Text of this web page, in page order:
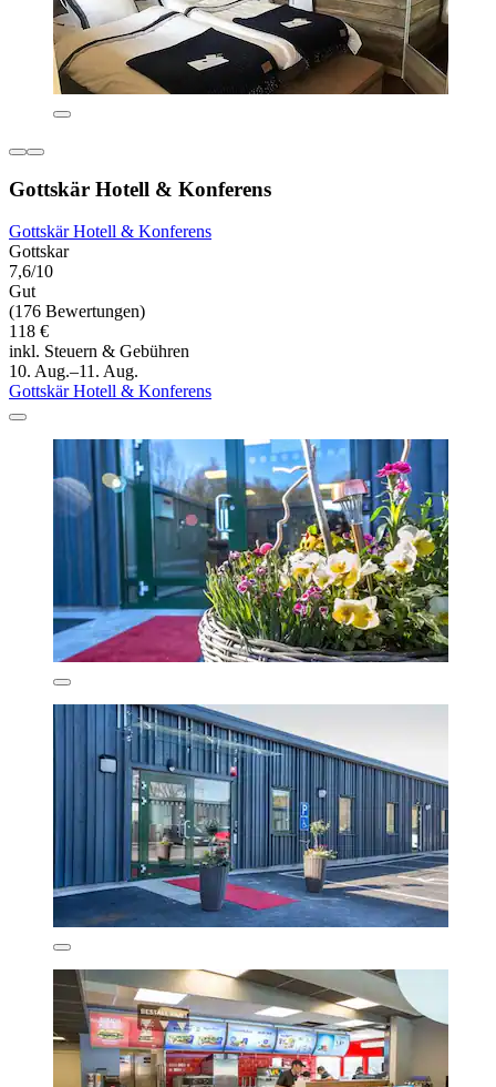
Gottskär Hotell & Konferens
Gottskär Hotell & Konferens
Gottskar
7,6/10
Gut
(176 Bewertungen)
118 €
inkl. Steuern & Gebühren
10. Aug.–11. Aug.
Gottskär Hotell & Konferens